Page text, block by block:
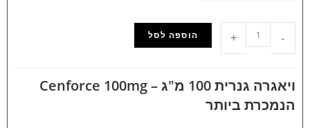
-
+ הוספה לסל
ויאגרה גנרית 100 מ"ג – Cenforce 100mg
הנמכרת ביותר